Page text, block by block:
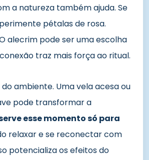
a natureza também ajuda. Se
pétalas de rosa.
alecrim pode ser uma escolha
traz mais força ao ritual.
do ambiente. Uma vela acesa ou
pode transformar a
esse momento só para
relaxar e se reconectar com
potencializa os efeitos do